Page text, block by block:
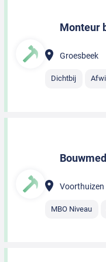
Monteur
Groesbeek
Dichtbij
Voorthuizen
MBO Niveau